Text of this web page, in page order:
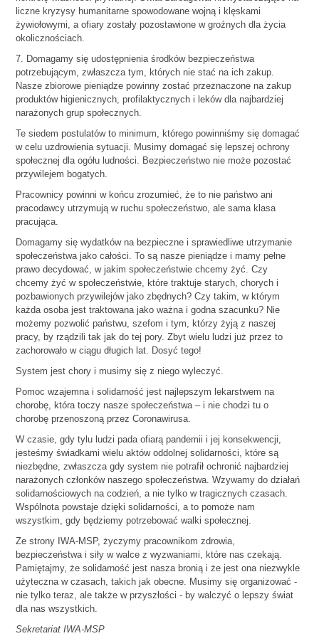
liczne kryzysy humanitarne spowodowane wojną i klęskami
żywiołowymi, a ofiary zostały pozostawione w groźnych dla życia
okolicznościach.
7. Domagamy się udostępnienia środków bezpieczeństwa
potrzebującym, zwłaszcza tym, których nie stać na ich zakup.
Nasze zbiorowe pieniądze powinny zostać przeznaczone na zakup
produktów higienicznych, profilaktycznych i leków dla najbardziej
narażonych grup społecznych.
Te siedem postulatów to minimum, którego powinniśmy się domagać
w celu uzdrowienia sytuacji. Musimy domagać się lepszej ochrony
społecznej dla ogółu ludności. Bezpieczeństwo nie może pozostać
przywilejem bogatych.
Pracownicy powinni w końcu zrozumieć, że to nie państwo ani
pracodawcy utrzymują w ruchu społeczeństwo, ale sama klasa
pracująca.
Domagamy się wydatków na bezpieczne i sprawiedliwe utrzymanie
społeczeństwa jako całości. To są nasze pieniądze i mamy pełne
prawo decydować, w jakim społeczeństwie chcemy żyć. Czy
chcemy żyć w społeczeństwie, które traktuje starych, chorych i
pozbawionych przywilejów jako zbędnych? Czy takim, w którym
każda osoba jest traktowana jako ważna i godna szacunku? Nie
możemy pozwolić państwu, szefom i tym, którzy żyją z naszej
pracy, by rządzili tak jak do tej pory. Zbyt wielu ludzi już przez to
zachorowało w ciągu długich lat. Dosyć tego!
System jest chory i musimy się z niego wyleczyć.
Pomoc wzajemna i solidarność jest najlepszym lekarstwem na
chorobę, która toczy nasze społeczeństwa – i nie chodzi tu o
chorobę przenoszoną przez Coronawirusa.
W czasie, gdy tylu ludzi pada ofiarą pandemii i jej konsekwencji,
jesteśmy świadkami wielu aktów oddolnej solidarności, które są
niezbędne, zwłaszcza gdy system nie potrafił ochronić najbardziej
narażonych członków naszego społeczeństwa. Wzywamy do działań
solidarnościowych na codzień, a nie tylko w tragicznych czasach.
Wspólnota powstaje dzięki solidarności, a to pomoże nam
wszystkim, gdy będziemy potrzebować walki społecznej.
Ze strony IWA-MSP, życzymy pracownikom zdrowia,
bezpieczeństwa i siły w walce z wyzwaniami, które nas czekają.
Pamiętajmy, że solidarność jest nasza bronią i że jest ona niezwykle
użyteczna w czasach, takich jak obecne. Musimy się organizować -
nie tylko teraz, ale także w przyszłości - by walczyć o lepszy świat
dla nas wszystkich.
Sekretariat IWA-MSP